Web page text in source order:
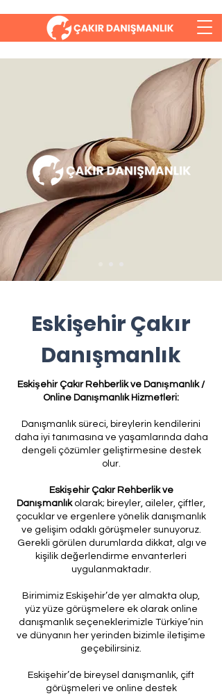
Eskişehir Çakır
Danışmanlık
Eskişehir Çakır Rehberlik ve Danışmanlık /
Online Danışmanlık Hizmetleri:
Danışmanlık süreci, bireylerin kendilerini
daha iyi tanımasına ve yaşamlarında daha
dengeli çözümler geliştirmesine destek
olur.
Eskişehir Çakır Rehberlik ve
Danışmanlık olarak; bireyler, aileler, çiftler,
çocuklar ve ergenlere yönelik danışmanlık
ve gelişim odaklı görüşmeler sunuyoruz.
Gerekli görülen durumlarda dikkat, algı ve
kişilik değerlendirme envanterleri
uygulanmaktadır.
Birimimiz Eskişehir’de yer almakta olup,
yüz yüze görüşmelere ek olarak online
danışmanlık seçeneklerimizle Türkiye’nin
ve dünyanın her yerinden bizimle iletişime
geçebilirsiniz.
Eskişehir’de bireysel danışmanlık, çift
görüşmeleri ve online destek